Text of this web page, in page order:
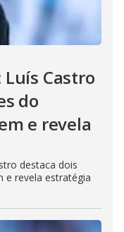
Castro
do
e revela
destaca dois
e revela estratégia